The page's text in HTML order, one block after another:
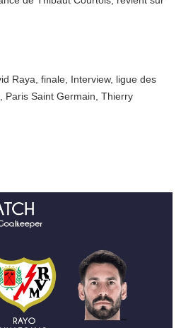
Raya finale Interview, ligue des
Paris Saint Germain Thierry